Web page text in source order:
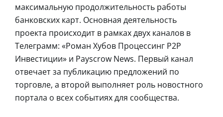
максимальную продолжительность работы
банковских карт. Основная деятельность
проекта происходит в рамках двух каналов в
Телеграмм: «Роман Хубов Процессинг P2P
Инвестиции» и Payscrow News. Первый канал
отвечает за публикацию предложений по
торговле, а второй выполняет роль новостного
портала о всех событиях для сообщества.